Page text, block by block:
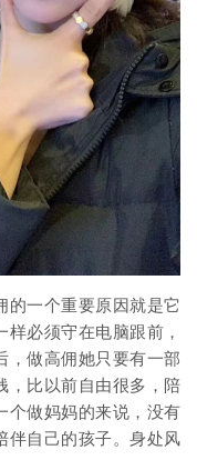
的一个重要原因就是它
必须守在电脑跟前，
，做高佣她只要有一部
，比以前自由很多，陪
个做妈妈的来说，没有
伴自己的孩子。身处风